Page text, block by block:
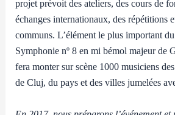
projet prévoit des ateliers, des cours de
échanges internationaux, des répétitions
communs. L’élément le plus important
Symphonie nº 8 en mi bémol majeur de
fera monter sur scène 1000 musiciens
de Cluj, du pays et des villes jumelées